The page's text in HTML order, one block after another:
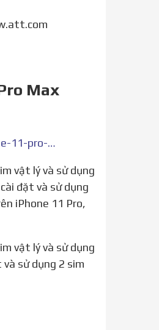
Max
https://mobileworld.com.vn/blogs/news/cach-su-dung-hieu-qua-2-sim-tren-iphone-11-pro-11-pro-max
đặt và sử dụng
iPhone 11 Pro,
sử dụng 2 sim